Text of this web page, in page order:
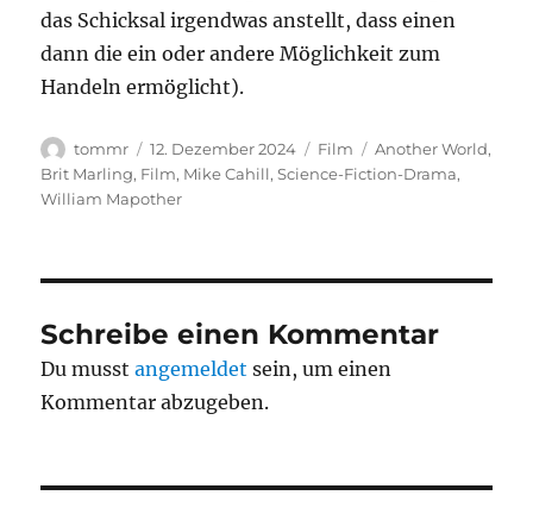
das Schicksal irgendwas anstellt, dass einen
dann die ein oder andere Möglichkeit zum
Handeln ermöglicht).
Autor
tommr
Veröffentlicht
am
12. Dezember 2024 Kategorien
Film Schlagwörter
Another World,
Brit Marling, Film, Mike Cahill,Science-Fiction-Drama,
William Mapother
Schreibe einen Kommentar
Du musstangemeldet sein, um einen
Kommentar abzugeben.